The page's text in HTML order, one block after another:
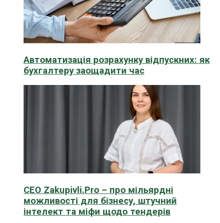
Автоматизація розрахунку відпускних: як
бухгалтеру заощадити час
CEO Zakupivli.Pro – про мільярдні
можливості для бізнесу, штучний
інтелект та міфи щодо тендерів